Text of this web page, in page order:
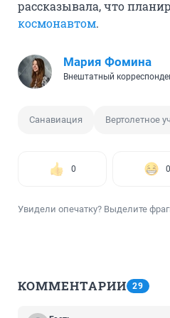
рассказывала, что
космонавтом.
Мария Фомина
Внештатный
Санавиация Вертолетное
0 0
Увидели опечатку? Выделите
КОММЕНТАРИИ 29